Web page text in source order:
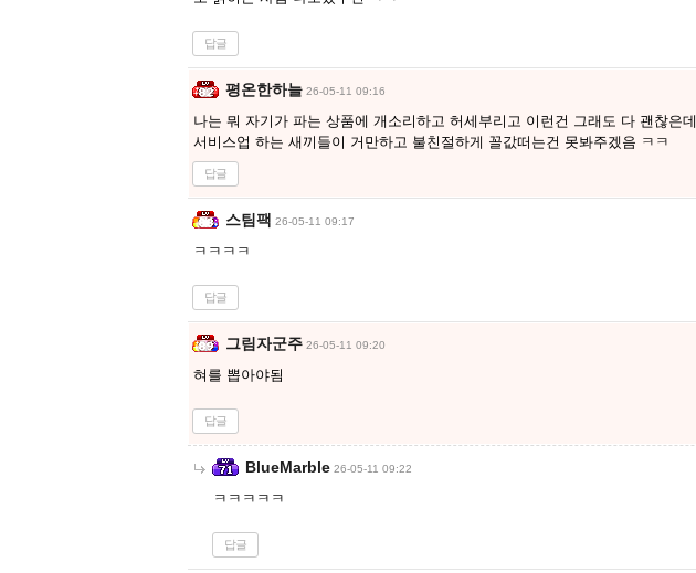
답글
평온한하늘 26-05-11 09:16
나는 뭐 자기가 파는 상품에 개소리하고 허세부리고 이런건 그래도 다 괜찮은데
서비스업 하는 새끼들이 거만하고 불친절하게 꼴값떠는건 못봐주겠음 ㅋㅋ
답글
스팀팩 26-05-11 09:17
ㅋㅋㅋㅋ
답글
그림자군주 26-05-11 09:20
혀를 뽑아야됨
답글
BlueMarble 26-05-11 09:22
ㅋㅋㅋㅋㅋ
답글